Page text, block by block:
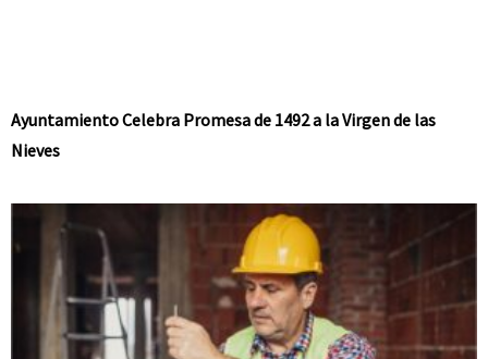
Ayuntamiento Celebra Promesa de 1492 a la Virgen de las
Nieves